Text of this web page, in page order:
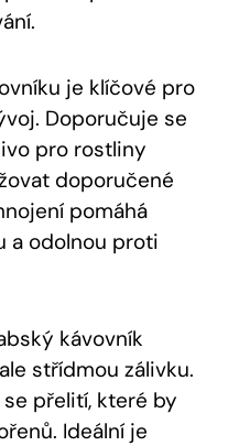
je klíčové pro
Doporučuje se
pro rostliny
doporučené
pomáhá
a odolnou proti
kávovník
střídmou zálivku.
přelití, které by
Ideální je